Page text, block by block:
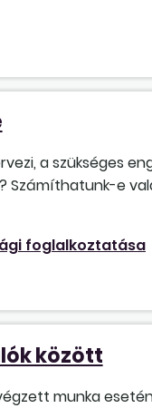
a szükséges
e
foglalkoztatása
között
munka